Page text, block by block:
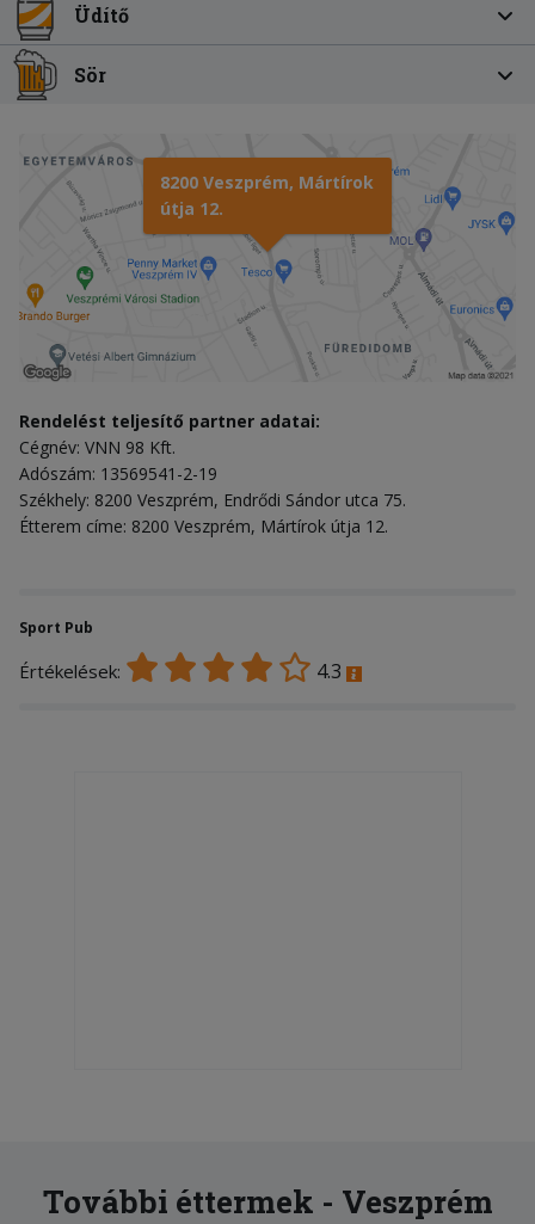
Üdítő
Sör
8200 Veszprém, Mártírok
útja 12.
Rendelést teljesítő partner adatai:
Cégnév: VNN 98 Kft.
Adószám: 13569541-2-19
Székhely: 8200 Veszprém, Endrődi Sándor utca 75.
Étterem címe: 8200 Veszprém, Mártírok útja 12.
Sport Pub
Értékelések: 4.3
További éttermek - Veszprém